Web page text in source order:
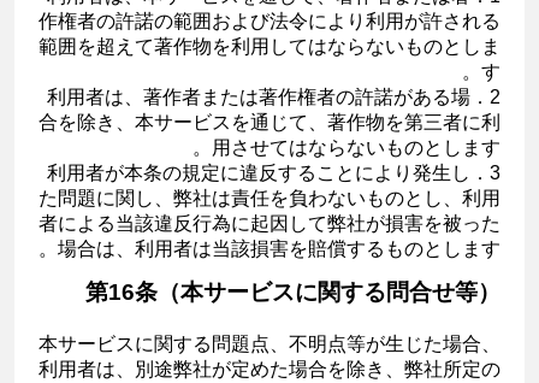
作権者の許諾の範囲および法令により利用が許される
範囲を超えて著作物を利用してはならないものとしま
す。
2．利用者は、著作者または著作権者の許諾がある場
合を除き、本サービスを通じて、著作物を第三者に利
用させてはならないものとします。
3．利用者が本条の規定に違反することにより発生し
た問題に関し、弊社は責任を負わないものとし、利用
者による当該違反行為に起因して弊社が損害を被った
場合は、利用者は当該損害を賠償するものとします。
第16条（本サービスに関する問合せ等）
本サービスに関する問題点、不明点等が生じた場合、
利用者は、別途弊社が定めた場合を除き、弊社所定の